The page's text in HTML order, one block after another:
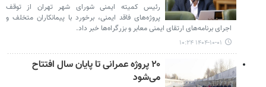
رئیس کمیته ایمنی شورای شهر تهران از توقف
پروژه‌های فاقد ایمنی، برخورد با پیمانکاران متخلف و
اجرای برنامه‌های ارتقای ایمنی معابر و بزرگراه‌ها خبر داد.
۱۴۰۴-۱۰-۰۱ ۱۰:۲۴
۲۰ پروژه عمرانی تا پایان سال افتتاح
می‌شود